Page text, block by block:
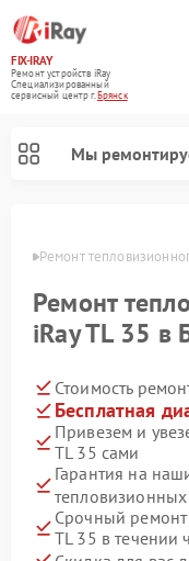
FIX-IRAY
Ремонт устройств iRay
Специализированный
cервисный центр г.Брянск
Мы
Ремонт
Ремонт
iRay TL 35 в
Стоимость
Бесплатная
Привезем и
TL 35 сами
Гарантия на
Срочный
TL 35 в течении